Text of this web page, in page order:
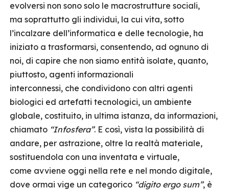
evolversi non sono solo le macrostrutture sociali,
ma soprattutto gli individui, la cui vita, sotto
l’incalzare dell’informatica e delle tecnologie, ha
iniziato a trasformarsi, consentendo, ad ognuno di
noi, di capire che non siamo entità isolate, quanto,
piuttosto, agenti informazionali
interconnessi, che condividono con altri agenti
biologici ed artefatti tecnologici, un ambiente
globale, costituito, in ultima istanza, da informazioni,
chiamato “Infosfera”. E così, vista la possibilità di
andare, per astrazione, oltre la realtà materiale,
sostituendola con una inventata e virtuale,
come avviene oggi nella rete e nel mondo digitale,
dove ormai vige un categorico “digito ergo sum”, è